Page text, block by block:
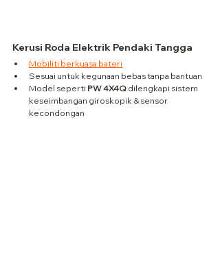
Kerusi Roda Elektrik Pendaki Tangga
Mobiliti berkuasa bateri
Sesuai untuk kegunaan bebas tanpa bantuan
Model seperti PW 4X4Q dilengkapi sistem
keseimbangan giroskopik & sensor
kecondongan